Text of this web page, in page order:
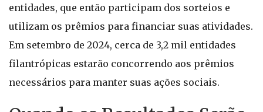
entidades, que então participam dos sorteios e
utilizam os prêmios para financiar suas atividades.
Em setembro de 2024, cerca de 3,2 mil entidades
filantrópicas estarão concorrendo aos prêmios
necessários para manter suas ações sociais.